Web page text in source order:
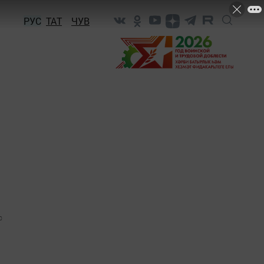
РУС ТАТ ЧУВ